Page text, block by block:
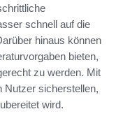
schnell auf die
hinaus können
bieten,
zu werden. Mit
Nutzer sicherstellen,
wird.